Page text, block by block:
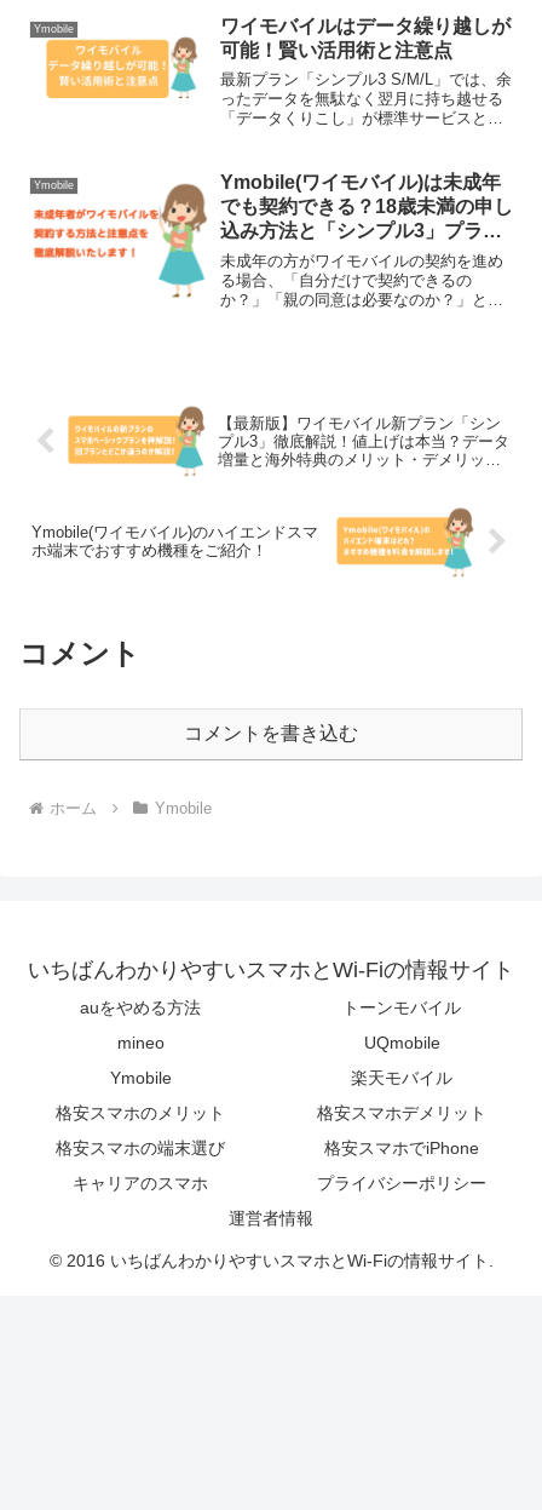
支払いにもdカードは問題なく使えます
し、ポイン...
Ymobile
ワイモバイルはデータ繰り越しが
可能！賢い活用術と注意点
最新プラン「シンプル3 S/M/L」では、余
ったデータを無駄なく翌月に持ち越せる
「データくりこし」が標準サービスとな
タを1ギガも無駄にしないための最新活用
術を分かりやす...
Ymobile
Ymobile(ワイモバイル)は未成年
でも契約できる？18歳未満の申し
込み方法と「シンプル3」プラン
の注意点を徹底解説
未成年の方がワイモバイルの契約を進め
る場合、「自分だけで契約できるの
か？」「親の同意は必要なのか？」とい
【最新版】ワイモバイル新プラン「シン
プル3」徹底解説！値上げは本当？データ
増量と海外特典のメリット・デメリット
Ymobile(ワイモバイル)のハイエンドスマ
ホ端末でおすすめ機種をご紹介！
コメント
コメントを書き込む
ホーム Ymobile
いちばんわかりやすいスマホとWi-Fiの情報サイト
auをやめる方法
トーンモバイル
mineo
UQmobile
Ymobile
楽天モバイル
格安スマホのメリット
格安スマホデメリット
格安スマホの端末選び
格安スマホでiPhone
キャリアのスマホ
プライバシーポリシー
運営者情報
© 2016 いちばんわかりやすいスマホとWi-Fiの情報サイト.